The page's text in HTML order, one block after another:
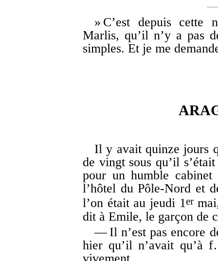
» C’est depuis cette
Marlis, qu’il n’y a pas
simples. Et je me
Il y avait quinze jours
de vingt sous qu’il
pour un humble
l’hôtel du Pôle-Nord et
l’on était au jeudi 1er
dit à Emile, le garçon de
— Il n’est pas encore
hier qu’il n’avait
vivement.